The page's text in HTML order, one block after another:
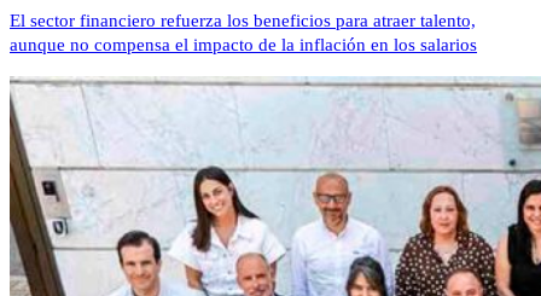
El sector financiero refuerza los beneficios para atraer talento,
aunque no compensa el impacto de la inflación en los salarios